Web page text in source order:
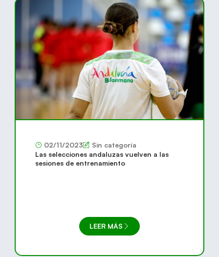
02/11/2023
Sin categoría
Las selecciones andaluzas vuelven a las
sesiones de entrenamiento
LEER MÁS